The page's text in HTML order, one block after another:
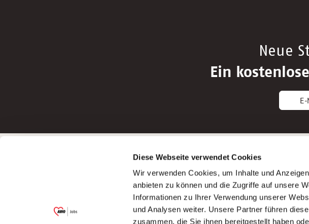
Diese Webseite verwendet Cookies
Wir verwenden Cookies, um Inhalte und
anbieten zu können und die Zugriffe auf unsere
Informationen zu Ihrer Verwendung unserer
und Analysen weiter. Unsere Partner führen
zusammen, die Sie ihnen bereitgestellt haben
Neue
Ein
Garitz Bewirtschaftungsbetriebe GmbH
(Ein Tochterunternehmen des AWO
Bezirksverbandes Unterfranken e.V.)
Bewerbungstipps
Bewerbung als Altenpfleger*in
Bewerbung als Krankenpfleger*in
Bewerbung als Altenpflegehelfer*in
Bewerbung als Erzieher*in